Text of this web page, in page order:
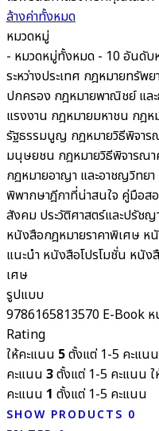
ล้างค่าทั้งหมด
หมวดหมู่
- หมวดหมู่ทั้งหมด - 10 อันดับ
ระหว่างประเทศ กฎหมายทรัพย
ปกครอง กฎหมายพาณิชย์ แล
แรงงาน กฎหมายมหาชน กฎห
รัฐธรรมนูญ กฎหมายวิธีพิจาร
มนุษยชน กฎหมายวิธีพิจารณ
กฎหมายอาญา และอาชญวิทยา
พิพากษาฎีกาที่น่าสนใจ คู่มือส
สังคม ประวัติศาสตร์และปรัชญ
หนังสือกฎหมายราคาพิเศษ ห
แนะนำ หนังสือโปรโมชั่น หนัง
เศษ
รูปแบบ
9786165813570 E-Book
Rating
ให้คะแนน 5ตั้งแต่ 1-5 คะแนน
คะแนน 3ตั้งแต่ 1-5 คะแนน
คะแนน 1 ตั้งแต่ 1-5 คะแนน
SHOW PRODUCTS 0